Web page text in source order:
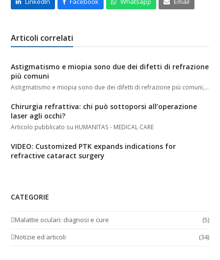
Articoli correlati
Astigmatismo e miopia sono due dei difetti di refrazione
più comuni
Astigmatismo e miopia sono due dei difetti di refrazione più comuni,…
Chirurgia refrattiva: chi può sottoporsi all’operazione
laser agli occhi?
Articolo pubblicato su HUMANITAS - MEDICAL CARE
VIDEO: Customized PTK expands indications for
refractive cataract surgery
CATEGORIE
Malattie oculari: diagnosi e cure
(5)
Notizie ed articoli
(34)